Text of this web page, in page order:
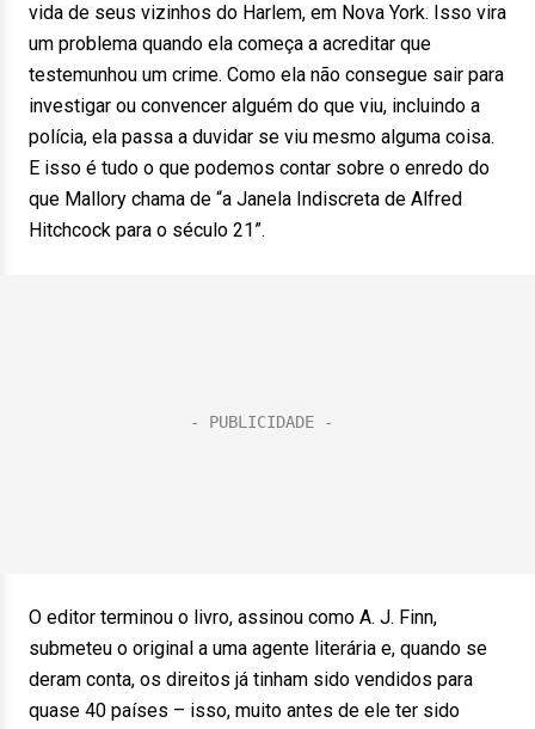
vida de seus vizinhos do Harlem, em Nova York. Isso vira
um problema quando ela começa a acreditar que
testemunhou um crime. Como ela não consegue sair para
investigar ou convencer alguém do que viu, incluindo a
polícia, ela passa a duvidar se viu mesmo alguma coisa.
E isso é tudo o que podemos contar sobre o enredo do
que Mallory chama de “a Janela Indiscreta de Alfred
Hitchcock para o século 21”.
O editor terminou o livro, assinou como A. J. Finn,
submeteu o original a uma agente literária e, quando se
deram conta, os direitos já tinham sido vendidos para
quase 40 países – isso, muito antes de ele ter sido